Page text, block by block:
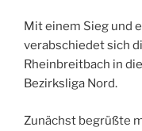
Mit einem Sieg und
verabschiedet sich
Rheinbreitbach in
Bezirksliga Nord.
Zunächst begrüßte